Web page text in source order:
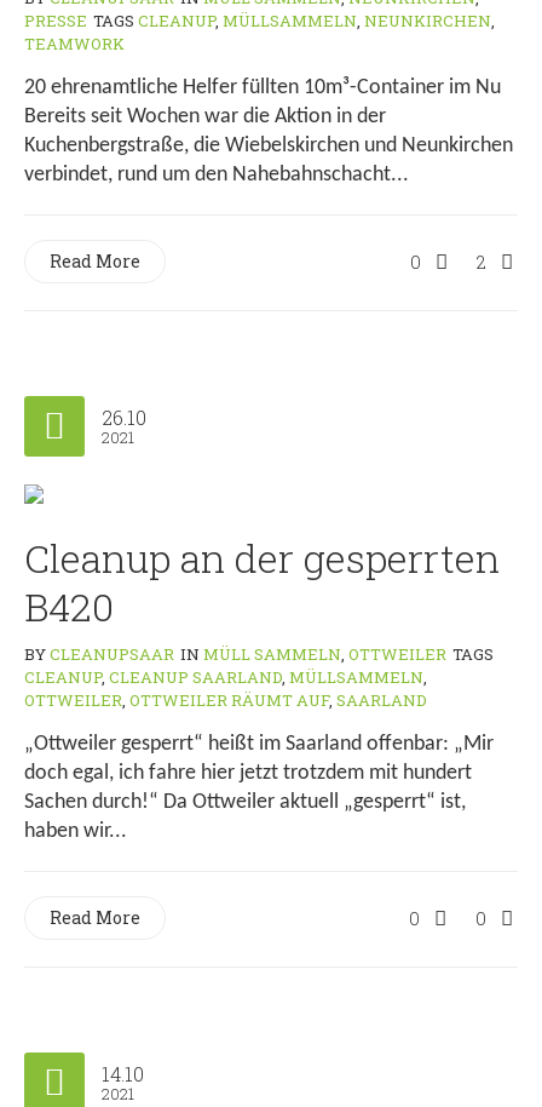
PRESSE TAGS CLEANUP, MÜLLSAMMELN, NEUNKIRCHEN,
TEAMWORK
20 ehrenamtliche Helfer füllten 10m³-Container im Nu
Bereits seit Wochen war die Aktion in der
Kuchenbergstraße, die Wiebelskirchen und Neunkirchen
verbindet, rund um den Nahebahnschacht...
0 2
Read More
26.10
2021
Cleanup an der gesperrten
B420
BYCLEANUPSAAR IN MÜLL SAMMELN, OTTWEILER TAGS
CLEANUP, CLEANUP SAARLAND, MÜLLSAMMELN,
OTTWEILER, OTTWEILER RÄUMT AUF, SAARLAND
„Ottweiler gesperrt“ heißt im Saarland offenbar: „Mir
doch egal, ich fahre hier jetzt trotzdem mit hundert
Sachen durch!“ Da Ottweiler aktuell „gesperrt“ ist,
haben wir...
0 0
Read More
14.10
2021